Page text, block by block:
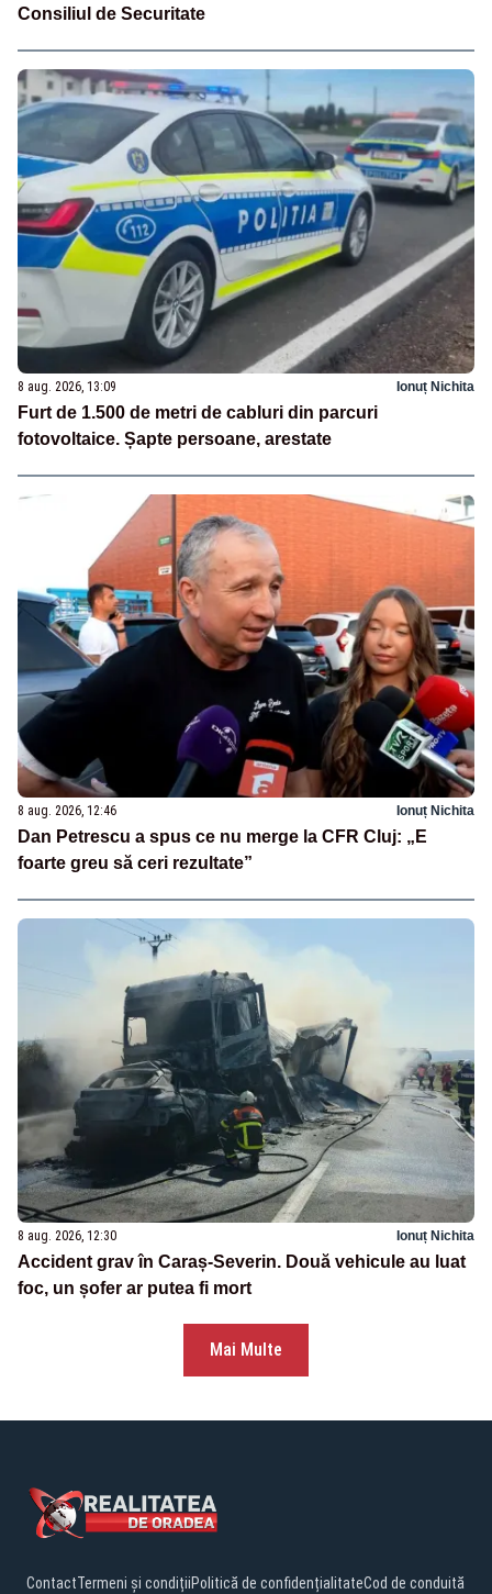
Consiliul de Securitate
8 aug. 2026, 13:09 Ionuț Nichita
Furt de 1.500 de metri de cabluri din parcuri
fotovoltaice. Șapte persoane, arestate
8 aug. 2026, 12:46 Ionuț Nichita
Dan Petrescu a spus ce nu merge la CFR Cluj: „E
foarte greu să ceri rezultate”
8 aug. 2026, 12:30 Ionuț Nichita
Accident grav în Caraș-Severin. Două vehicule au luat
foc, un șofer ar putea fi mort
Mai Multe
ContactTermeni și condițiiPolitică de confidențialitateCod de conduită